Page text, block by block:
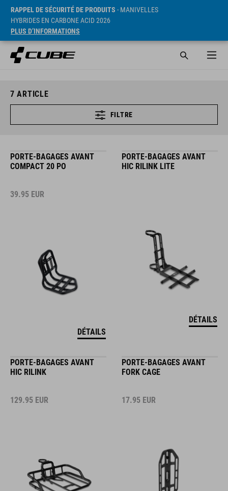
RAPPEL DE SÉCURITÉ DE PRODUITS - MANIVELLES
HYBRIDES EN CARBONE ACID 2026
PLUS D’INFORMATIONS
7 ARTICLE
FILTRE
PORTE-BAGAGES AVANT
COMPACT 20 PO
39.95 EUR
DÉTAILS
PORTE-BAGAGES AVANT
HIC RILINK LITE
DÉTAILS
PORTE-BAGAGES AVANT
HIC RILINK
129.95 EUR
PORTE-BAGAGES AVANT
FORK CAGE
17.95 EUR